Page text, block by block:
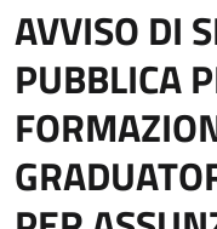
AVVISO DI
PUBBLICA